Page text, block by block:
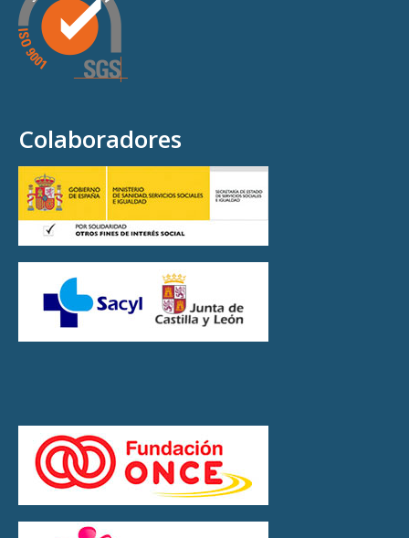
Colaboradores